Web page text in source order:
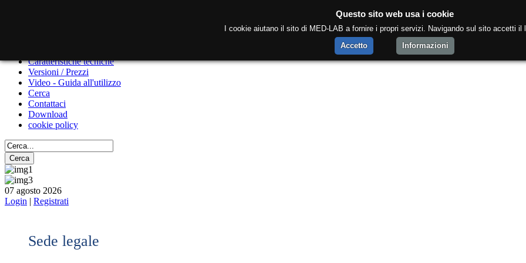
Caratteristiche tecniche
Versioni / Prezzi
Video - Guida all'utilizzo
Cerca
Contattaci
Download
cookie policy
07 agosto 2026
Login | Registrati
Sede legale
Questo sito web usa i cookie
I cookie aiutano il sito di MED-LAB a fornire i propri servizi. Navigando sul sito accetti il
Accetto
Informazioni